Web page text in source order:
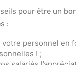
pour être un
:
votre personnel en
! ;